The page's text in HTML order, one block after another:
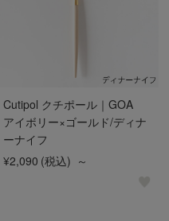
Cutipol クチポール｜GOA
アイボリー×ゴールド/ディナ
ーナイフ
¥2,090 (税込) ～